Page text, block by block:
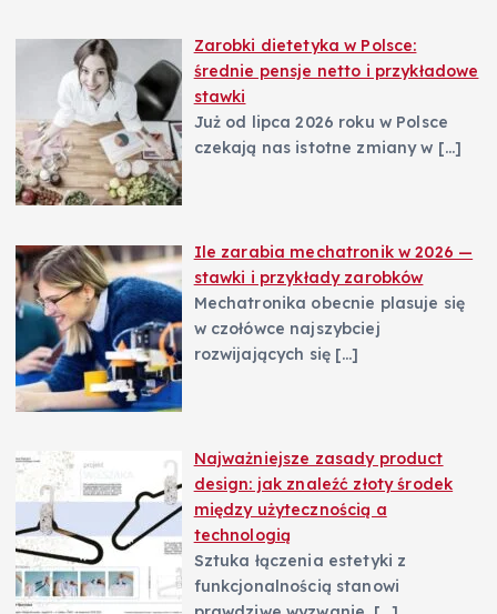
Zarobki dietetyka w Polsce:
średnie pensje netto i przykładowe
stawki
Już od lipca 2026 roku w Polsce
czekają nas istotne zmiany w […]
Ile zarabia mechatronik w 2026 —
stawki i przykłady zarobków
Mechatronika obecnie plasuje się
w czołówce najszybciej
rozwijających się […]
Najważniejsze zasady product
design: jak znaleźć złoty środek
między użytecznością a
technologią
Sztuka łączenia estetyki z
funkcjonalnością stanowi